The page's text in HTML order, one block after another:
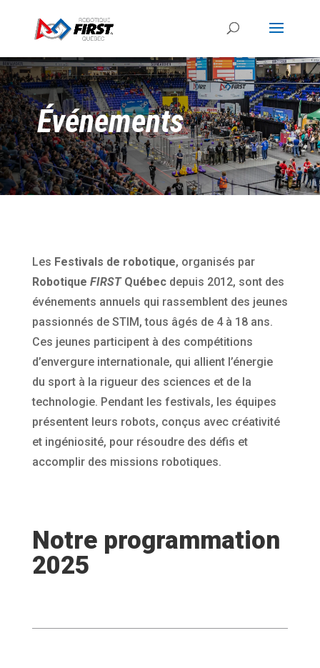
Événements
Les Festivals de robotique, organisés par
Robotique FIRSTQuébecdepuis 2012, sont des
événements annuels qui rassemblent des jeunes
passionnés de STIM, tous âgés de 4 à 18 ans.
Ces jeunes participent à des compétitions
d’envergure internationale, qui allient l’énergie
du sport à la rigueur des sciences et de la
technologie. Pendant les festivals, les équipes
présentent leurs robots, conçus avec créativité
et ingéniosité, pour résoudre des défis et
accomplir des missions robotiques.
Notre programmation
2025